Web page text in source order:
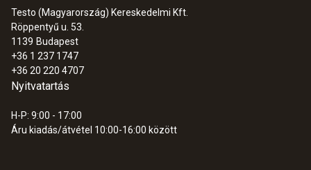
Testo (Magyarország) Kereskedelmi Kft.
Röppentyű u. 53.
1139 Budapest
+36 1 237 1747
+36 20 220 4707
Nyitvatartás
H-P: 9:00 - 17:00
Áru kiadás/átvétel 10:00-16:00 között